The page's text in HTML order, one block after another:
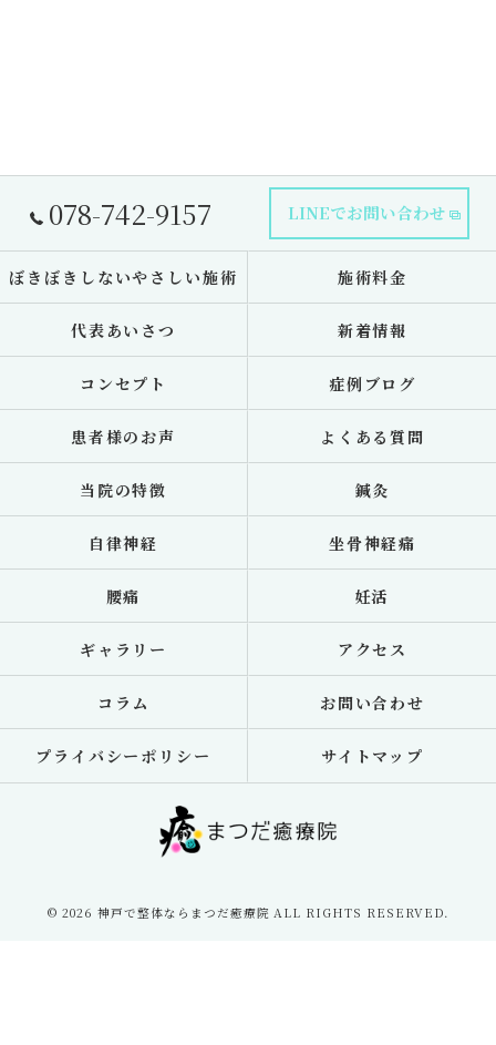
078-742-9157 LINEでお問い合わせ
ぼきぼきしないやさしい施術 施術料金
代表あいさつ 新着情報
コンセプト 症例ブログ
患者様のお声 よくある質問
当院の特徴 鍼灸
自律神経 坐骨神経痛
腰痛 妊活
ギャラリー アクセス
コラム お問い合わせ
プライバシーポリシー サイトマップ
© 2026 神戸で整体ならまつだ癒療院 ALL RIGHTS RESERVED.